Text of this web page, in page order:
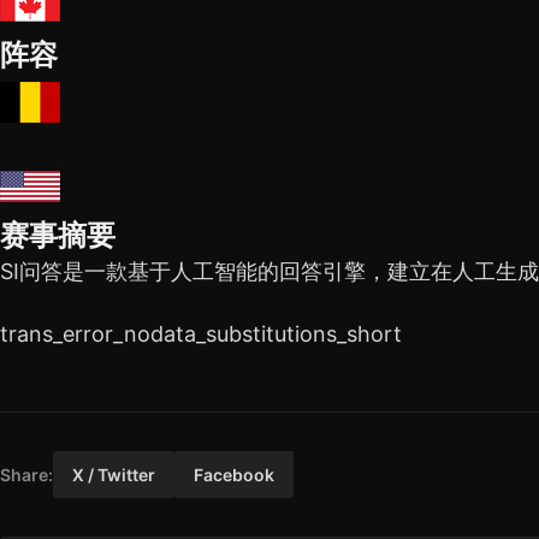
阵容
赛事摘要
SI问答是一款基于人工智能的回答引擎，建立在人工生成
trans_error_nodata_substitutions_short
Share: X / Twitter Facebook